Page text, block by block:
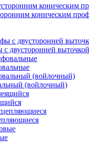
коническим
двусторонней выточкой
(войлочный)